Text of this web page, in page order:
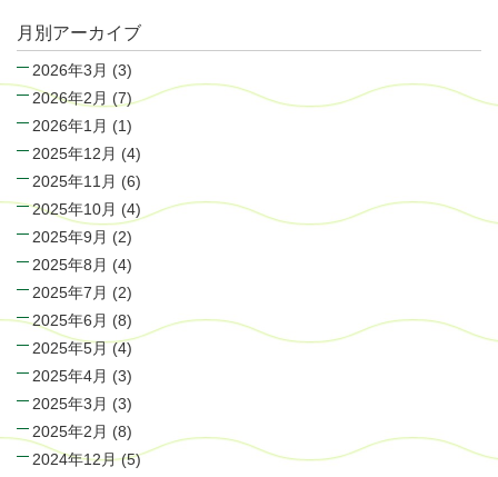
月別アーカイブ
2026年3月 (3)
2026年2月 (7)
2026年1月 (1)
2025年12月 (4)
2025年11月 (6)
2025年10月 (4)
2025年9月 (2)
2025年8月 (4)
2025年7月 (2)
2025年6月 (8)
2025年5月(4)
2025年4月 (3)
2025年3月 (3)
2025年2月 (8)
2024年12月(5)